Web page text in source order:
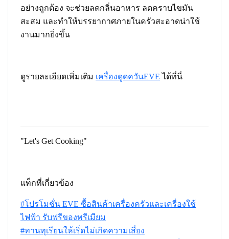
อย่างถูกต้อง จะช่วยลดกลิ่นอาหาร ลดคราบไขมัน
สะสม และทำให้บรรยากาศภายในครัวสะอาดน่าใช้
งานมากยิ่งขึ้น
ดูรายละเอียดเพิ่มเติม เครื่องดูดควันEVE ได้ที่นี่
"Let's Get Cooking"
แท็กที่เกี่ยวข้อง
#โปรโมชั่น EVE ซื้อสินค้าเครื่องครัวและเครื่องใช้
ไฟฟ้า รับฟรีของพรีเมียม
#ทานทุเรียนให้เริ่ดไม่เกิดความเสี่ยง